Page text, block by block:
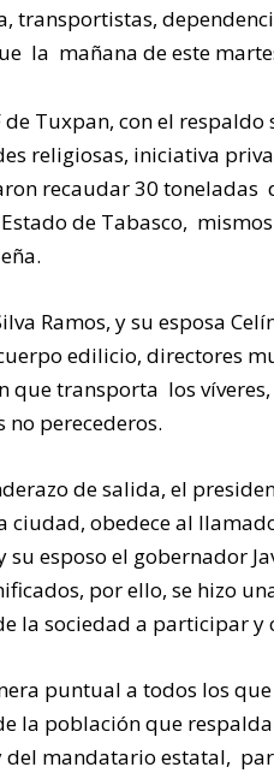
transportistas,
la mañana de este
de Tuxpan, con el
religiosas, iniciativa
recaudar 30 toneladas
de Tabasco,
Ramos, y su esposa
edilicio, directores
que transporta los
no perecederos.
de salida, el
ciudad, obedece al
su esposo el gobernador
por ello, se hizo
la sociedad a participar
puntual a todos los
la población que
del mandatario estatal,